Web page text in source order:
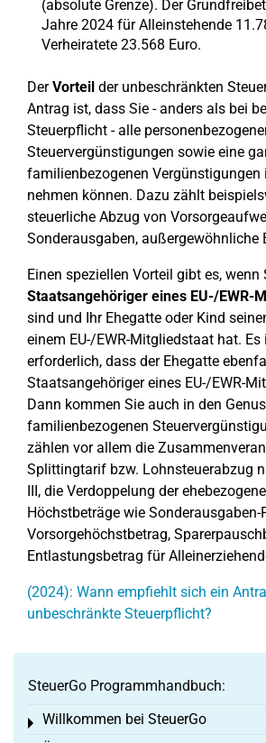
(absolute Grenze). Der
Jahre 2024 für Alleinstehende
Verheiratete 23.568 Euro.
DerVorteil der unbeschränkten
Antrag ist, dass Sie - anders als bei
Steuerpflicht - alle
Steuervergünstigungen sowie eine
familienbezogenen Vergünstigungen
nehmen können. Dazu zählt
steuerliche Abzug von
Sonderausgaben, außergewöhnliche
Einen speziellen Vorteil gibt es, wenn
Staatsangehöriger eines EU-/EWR-
sind und Ihr Ehegatte oder Kind
einem EU-/EWR-Mitgliedstaat hat.
erforderlich, dass der Ehegatte
Staatsangehöriger eines EU-/EWR-
Dann kommen Sie auch in den
familienbezogenen
zählen vor allem die
Splittingtarif bzw. Lohnsteuerabzug
III, die Verdoppelung der
Höchstbeträge wie Sonderausgaben-
Vorsorgehöchstbetrag,
Entlastungsbetrag für
(2024): Wann empfiehlt sich ein
unbeschränkte Steuerpflicht?
SteuerGo Programmhandbuch:
Willkommen bei SteuerGo
Toggle menu